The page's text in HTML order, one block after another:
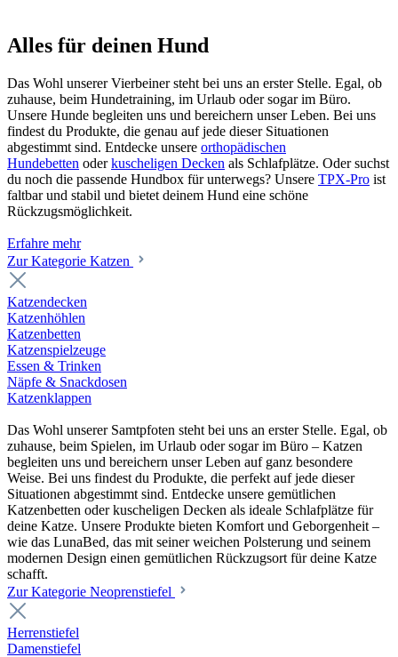
Alles für deinen Hund
Das Wohl unserer Vierbeiner steht bei uns an erster Stelle. Egal, ob
zuhause, beim Hundetraining, im Urlaub oder sogar im Büro.
Unsere Hunde begleiten uns und bereichern unser Leben. Bei uns
findest du Produkte, die genau auf jede dieser Situationen
abgestimmt sind. Entdecke unsere orthopädischen
Hundebetten oderkuscheligen Decken als Schlafplätze. Oder suchst
du noch die passende Hundbox für unterwegs? Unsere TPX-Pro ist
faltbar und stabil und bietet deinem Hund eine schöne
Rückzugsmöglichkeit.
Erfahre mehr
Zur Kategorie Katzen
Katzendecken
Katzenhöhlen
Katzenbetten
Katzenspielzeuge
Essen & Trinken
Näpfe & Snackdosen
Katzenklappen
Das Wohl unserer Samtpfoten steht bei uns an erster Stelle. Egal, ob
zuhause, beim Spielen, im Urlaub oder sogar im Büro – Katzen
begleiten uns und bereichern unser Leben auf ganz besondere
Weise. Bei uns findest du Produkte, die perfekt auf jede dieser
Situationen abgestimmt sind. Entdecke unsere gemütlichen
Katzenbetten oder kuscheligen Decken als ideale Schlafplätze für
deine Katze. Unsere Produkte bieten Komfort und Geborgenheit –
wie das LunaBed, das mit seiner weichen Polsterung und seinem
modernen Design einen gemütlichen Rückzugsort für deine Katze
schafft.
Zur Kategorie Neoprenstiefel
Herrenstiefel
Damenstiefel